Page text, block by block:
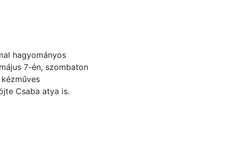
hagyományos
7-én, szombaton
Csaba atya is.